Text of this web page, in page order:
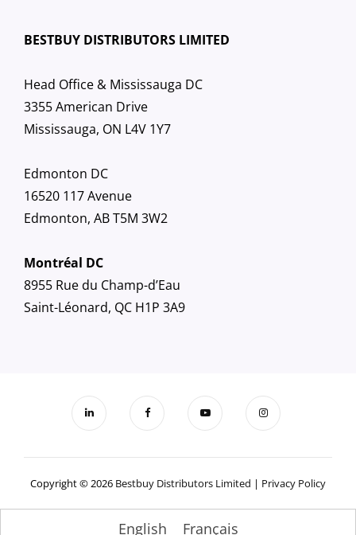
BESTBUY DISTRIBUTORS LIMITED
Head Office & Mississauga DC
3355 American Drive
Mississauga, ON L4V 1Y7
Edmonton DC
16520 117 Avenue
Edmonton, AB T5M 3W2
Montréal DC
8955 Rue du Champ-d’Eau
Saint-Léonard, QC H1P 3A9
Copyright © 2026 Bestbuy Distributors Limited | Privacy Policy
English Français